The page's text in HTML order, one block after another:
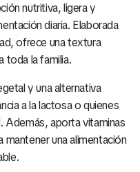
nutritiva, ligera y
diaria. Elaborada
ofrece una textura
toda la familia.
y una alternativa
a la lactosa o quienes
Además, aporta vitaminas
mantener una alimentación